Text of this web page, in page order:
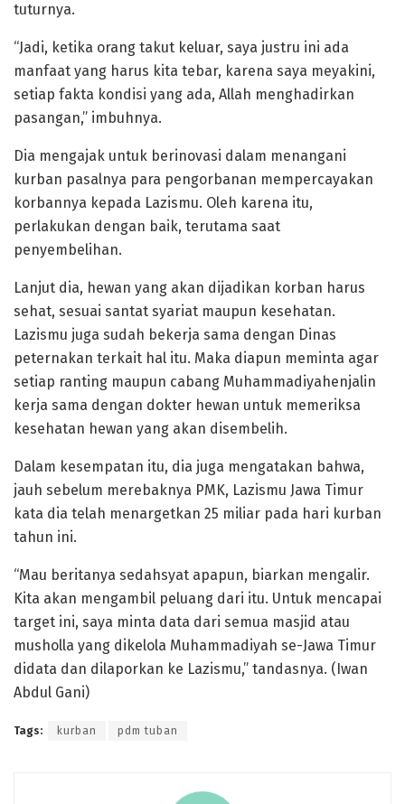
tuturnya.
“Jadi, ketika orang takut keluar, saya justru ini ada
manfaat yang harus kita tebar, karena saya meyakini,
setiap fakta kondisi yang ada, Allah menghadirkan
pasangan,” imbuhnya.
Dia mengajak untuk berinovasi dalam menangani
kurban pasalnya para pengorbanan mempercayakan
korbannya kepada Lazismu. Oleh karena itu,
perlakukan dengan baik, terutama saat
penyembelihan.
Lanjut dia, hewan yang akan dijadikan korban harus
sehat, sesuai santat syariat maupun kesehatan.
Lazismu juga sudah bekerja sama dengan Dinas
peternakan terkait hal itu. Maka diapun meminta agar
setiap ranting maupun cabang Muhammadiyahenjalin
kerja sama dengan dokter hewan untuk memeriksa
kesehatan hewan yang akan disembelih.
Dalam kesempatan itu, dia juga mengatakan bahwa,
jauh sebelum merebaknya PMK, Lazismu Jawa Timur
kata dia telah menargetkan 25 miliar pada hari kurban
tahun ini.
“Mau beritanya sedahsyat apapun, biarkan mengalir.
Kita akan mengambil peluang dari itu. Untuk mencapai
target ini, saya minta data dari semua masjid atau
musholla yang dikelola Muhammadiyah se-Jawa Timur
didata dan dilaporkan ke Lazismu,” tandasnya. (Iwan
Abdul Gani)
Tags: kurban pdm tuban